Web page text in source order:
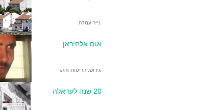
נייר עמדה
אום אלחיראן
גירוש, הריסות והרג
20 שנה לעדאלה